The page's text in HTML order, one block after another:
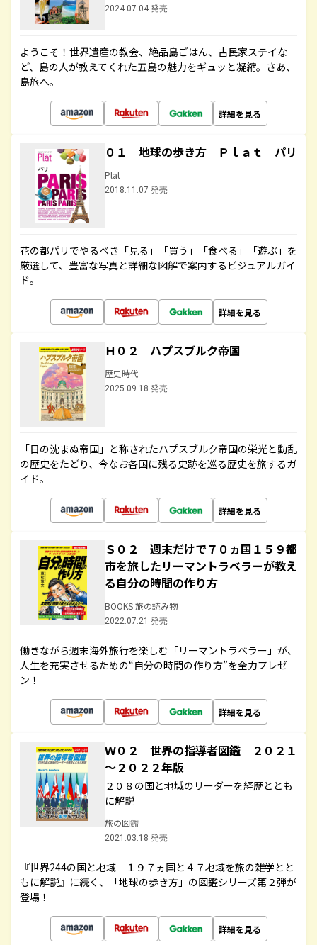
2024.07.04 発売
ようこそ！世界遺産の教会、絶品島ごはん、古民家ステイな
ど、島の人が教えてくれた五島の魅力をギュッと凝縮。さあ、
島旅へ。
詳細を見る
０１ 地球の歩き方 Ｐｌａｔ パリ
Plat
2018.11.07 発売
花の都パリでやるべき「見る」「買う」「食べる」「遊ぶ」を
厳選して、豊富な写真と詳細な図解で案内するビジュアルガイ
ド。
詳細を見る
Ｈ０２ ハプスブルク帝国
歴史時代
2025.09.18 発売
「日の沈まぬ帝国」と称されたハプスブルク帝国の栄光と動乱
の歴史をたどり、今なお各国に残る史跡を巡る歴史を旅するガ
イド。
詳細を見る
Ｓ０２ 週末だけで７０ヵ国１５９都
市を旅したリーマントラベラーが教え
る自分の時間の作り方
BOOKS 旅の読み物
2022.07.21 発売
働きながら週末海外旅行を楽しむ「リーマントラベラー」が、
人生を充実させるための“自分の時間の作り方”を全力プレゼ
ン！
詳細を見る
Ｗ０２ 世界の指導者図鑑 ２０２１
～２０２２年版
２０８の国と地域のリーダーを経歴ととも
に解説
旅の図鑑
2021.03.18 発売
『世界244の国と地域 １９７ヵ国と４７地域を旅の雑学とと
もに解説』に続く、「地球の歩き方」の図鑑シリーズ第２弾が
登場！
詳細を見る